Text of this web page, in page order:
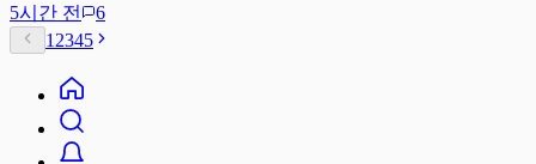
5시간 전
6
1 2345